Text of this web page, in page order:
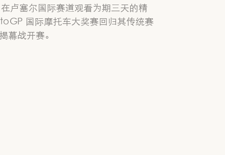
卢塞尔国际赛道观看为期三天的精
国际摩托车大奖赛回归其传统赛
幕战开赛。